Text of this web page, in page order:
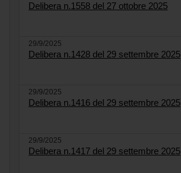
Delibera n.1558 del 27 ottobre 2025
29/9/2025
Delibera n.1428 del 29 settembre 2025
29/9/2025
Delibera n.1416 del 29 settembre 2025
29/9/2025
Delibera n.1417 del 29 settembre 2025